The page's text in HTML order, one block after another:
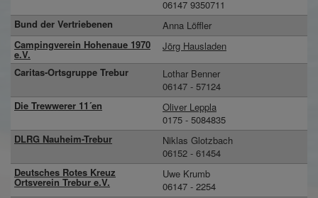
06147 9350711
Bund der Vertriebenen
Anna Löffler
Campingverein Hohenaue 1970
e.V.
Jörg Hausladen
Caritas-Ortsgruppe Trebur
Lothar Benner
06147 - 57124
Die Trewwerer 11´en
Oliver Leppla
0175 - 5084835
DLRG Nauheim-Trebur
Niklas Glotzbach
06152 - 61454
Deutsches Rotes Kreuz
Ortsverein Trebur e.V.
Uwe Krumb
06147 - 2254